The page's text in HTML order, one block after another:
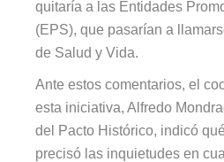
quitaría a las Entidades
(EPS), que pasarían a
de Salud y Vida.
Ante estos comentarios, el
esta iniciativa, Alfredo
del Pacto Histórico, indicó
precisó las inquietudes en